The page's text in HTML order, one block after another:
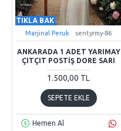
TIKLA BAK
Marjinal Peruk sentyrmy-86
ANKARADA 1 ADET YARIMAY
ÇITÇIT POSTIŞ DORE SARI
1.500,00 TL
SEPETE EKLE
Hemen Al